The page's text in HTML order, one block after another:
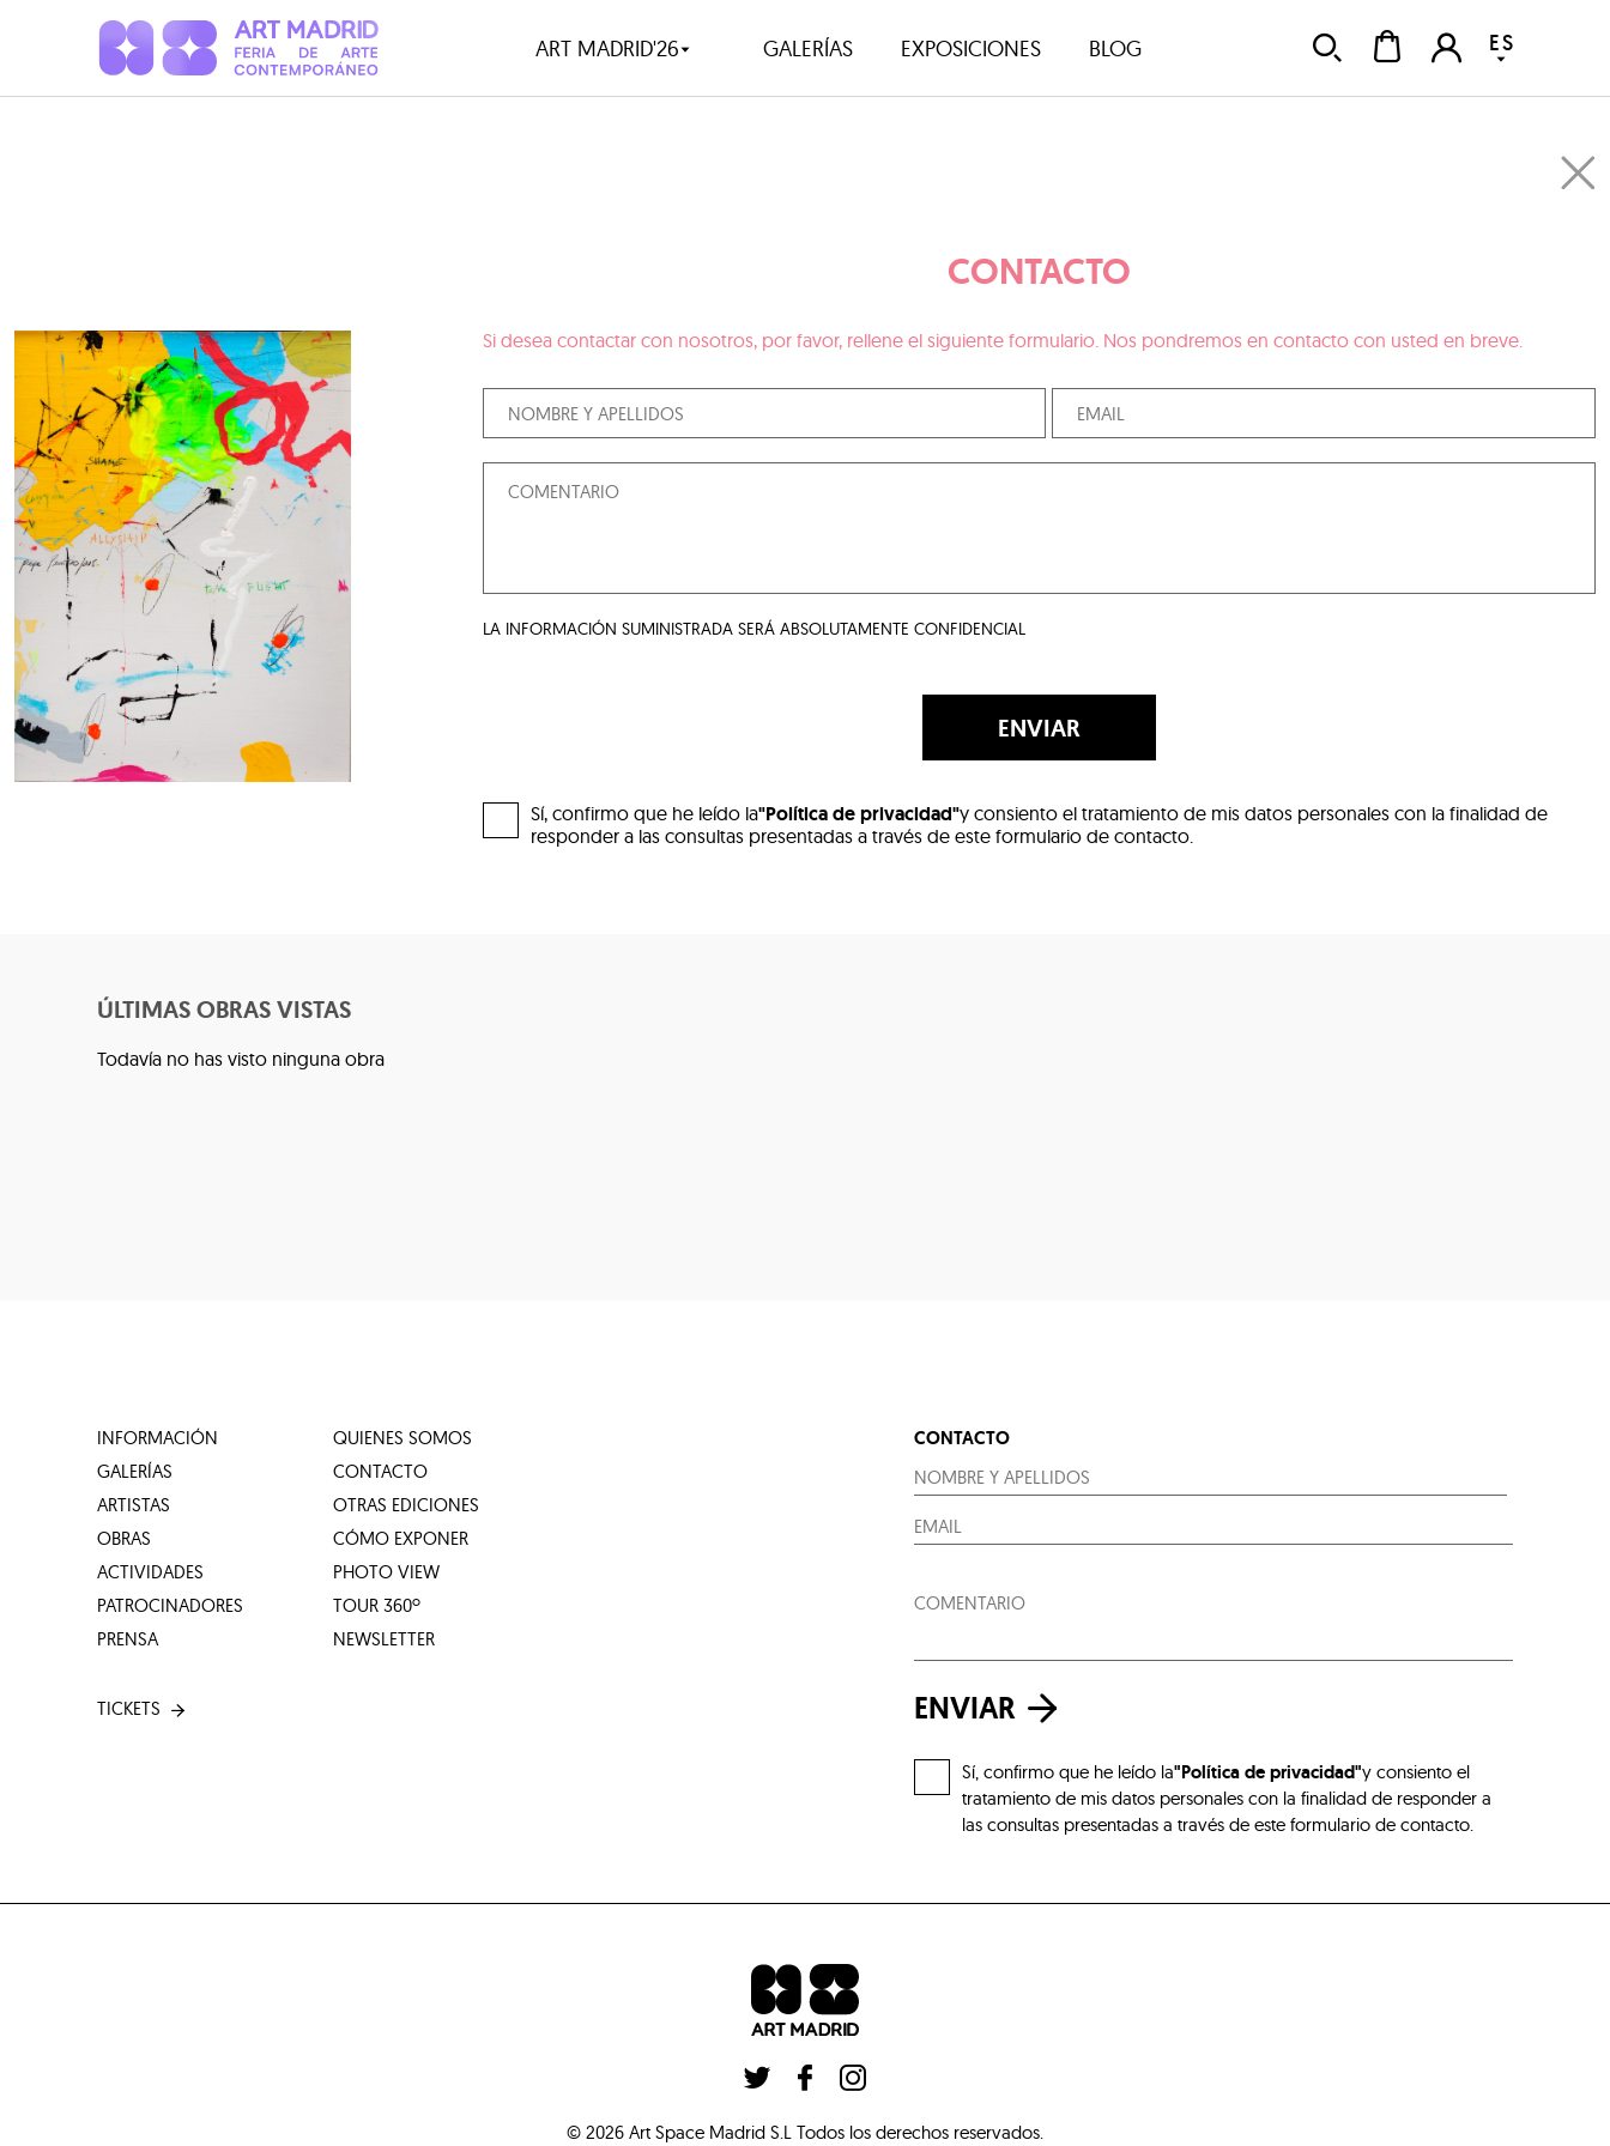
ART MADRID'26 GALERÍAS EXPOSICIONES BLOG ES
CONTACTO
Si desea contactar con nosotros, por favor, rellene el siguiente formulario. Nos pondremos en contacto con usted en breve.
LA INFORMACIÓN SUMINISTRADA SERÁ ABSOLUTAMENTE CONFIDENCIAL
ENVIAR
Sí, confirmo que he leído la"Política de privacidad"y consiento el tratamiento de mis datos personales con la finalidad de
responder a las consultas presentadas a través de este formulario de contacto.
ÚLTIMAS OBRAS VISTAS
Todavía no has visto ninguna obra
INFORMACIÓN
GALERÍAS
ARTISTAS
OBRAS
ACTIVIDADES
PATROCINADORES
PRENSA
TICKETS
QUIENES SOMOS
CONTACTO
OTRAS EDICIONES
CÓMO EXPONER
PHOTO VIEW
TOUR 360º
NEWSLETTER
CONTACTO
ENVIAR
Sí, confirmo que he leído la"Política de privacidad"y consiento el
tratamiento de mis datos personales con la finalidad de responder a
las consultas presentadas a través de este formulario de contacto.
© 2026 Art Space Madrid S.L Todos los derechos reservados